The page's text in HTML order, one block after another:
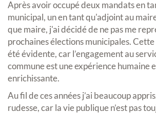
Après avoir occupé deux mandats en
municipal, un en tant qu'adjoint au
que maire, j'ai décidé de ne pas me
prochaines élections municipales. Cette
été évidente, car l’engagement au
commune est une expérience humaine
enrichissante.
Au fil de ces années j’ai beaucoup
rudesse, car la vie publique n’est pas